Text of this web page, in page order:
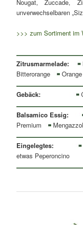
Nougat, Zuccade,
unverwechselbaren
>>> zum Sortiment im
Zitrusmarmelade:
Bitterorange
Orange
Gebäck:
Balsamico Essig:
Premium
Eingelegtes:
etwas Peperoncino